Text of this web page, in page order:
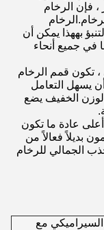
فإن الرخام
بههذا يمكن أن
في جميع أنحاء
، تكون قمم الرخام
يسهل التعامل
الخفيف يضع
عادة ما تكون
بديلاً فعالاً من
الجمالي للرخام
مع